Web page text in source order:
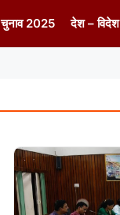
चुनाव 2025 देश – विदेश